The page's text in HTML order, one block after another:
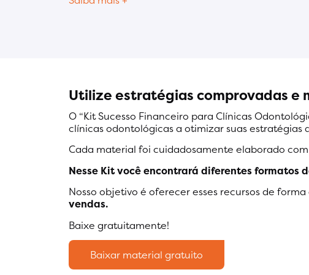
Utilize estratégias comprovadas e
O “Kit Sucesso Financeiro para Clínicas
clínicas odontológicas a otimizar suas
Cada material foi cuidadosamente elaborado
Nesse Kit você encontrará diferentes
Nosso objetivo é oferecer esses recursos de
vendas.
Baixe gratuitamente!
Baixar material gratuito